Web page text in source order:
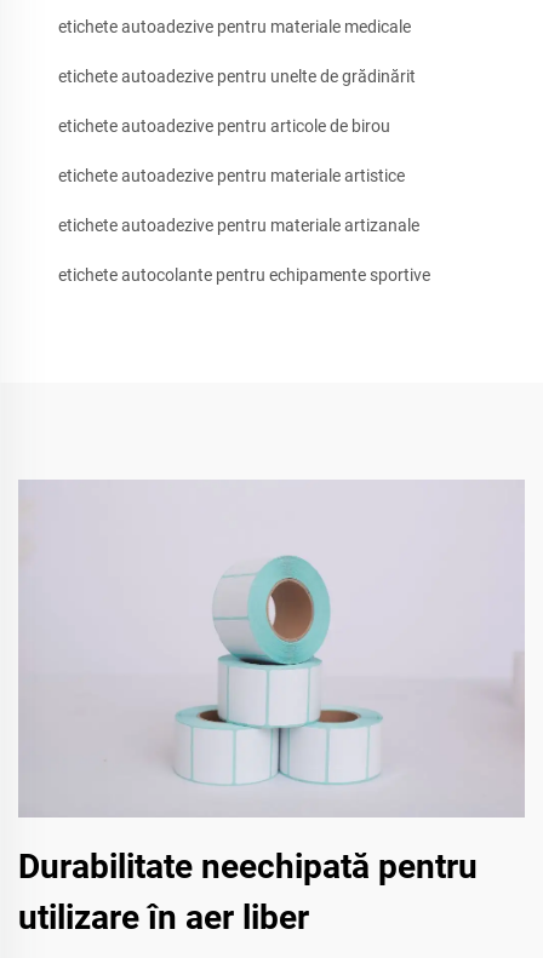
etichete autoadezive pentru materiale medicale
etichete autoadezive pentru unelte de grădinărit
etichete autoadezive pentru articole de birou
etichete autoadezive pentru materiale artistice
etichete autoadezive pentru materiale artizanale
etichete autocolante pentru echipamente sportive
Durabilitate neechipată pentru
utilizare în aer liber